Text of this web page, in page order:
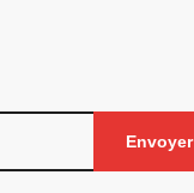
Envoyer